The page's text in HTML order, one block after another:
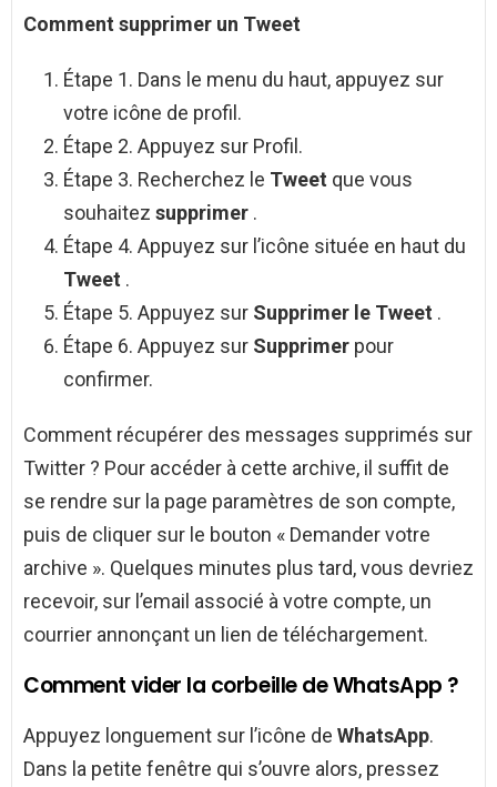
Comment supprimer un Tweet
Étape 1. Dans le menu du haut, appuyez sur
votre icône de profil.
Étape 2. Appuyez sur Profil.
Étape 3. Recherchez le Tweet que vous
souhaitez supprimer .
Étape 4. Appuyez sur l’icône située en haut du
Tweet .
Étape 5. Appuyez sur Supprimer le Tweet .
Étape 6. Appuyez sur Supprimer pour
confirmer.
Comment récupérer des messages supprimés sur
Twitter ? Pour accéder à cette archive, il suffit de
se rendre sur la page paramètres de son compte,
puis de cliquer sur le bouton « Demander votre
archive ». Quelques minutes plus tard, vous devriez
recevoir, sur l’email associé à votre compte, un
courrier annonçant un lien de téléchargement.
Comment vider la corbeille de WhatsApp ?
Appuyez longuement sur l’icône de WhatsApp.
Dans la petite fenêtre qui s’ouvre alors, pressez